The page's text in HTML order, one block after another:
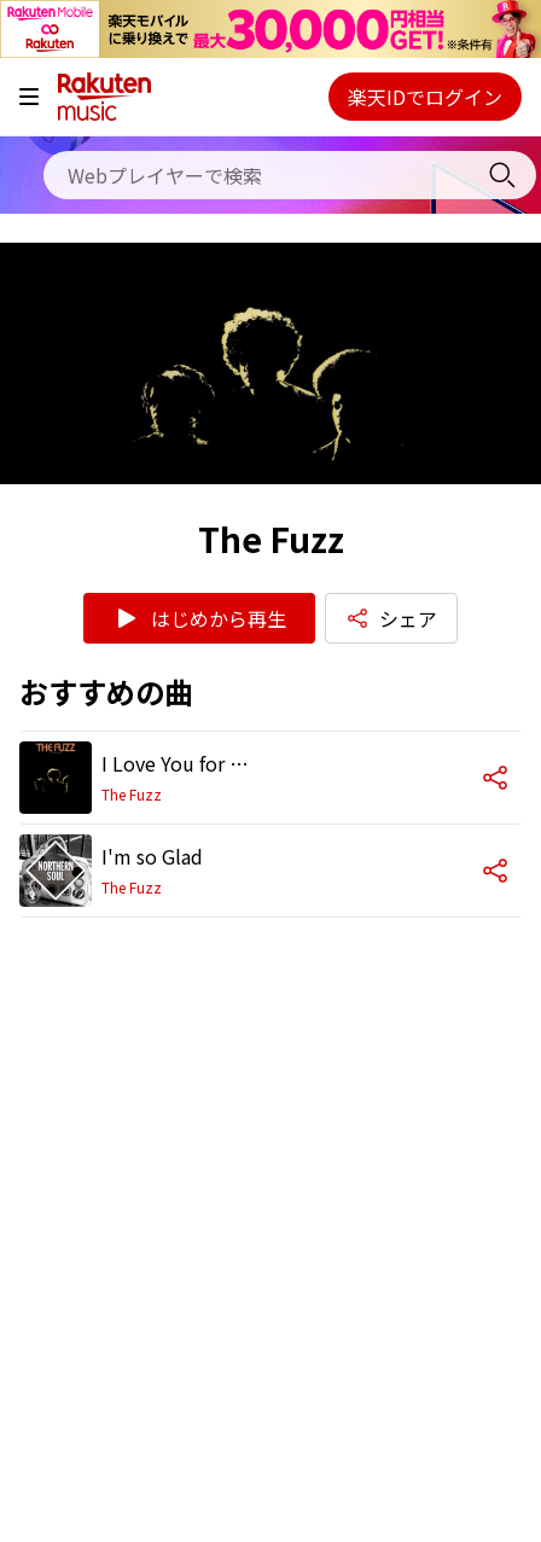
キャンペーン
料金プラン
使い方
Webプレイヤー
ご契約内容の確認・変更
楽天IDでログイン
The Fuzz
はじめから再生 シェア
おすすめの曲
I Love You for All Seasons (Single Version)
The Fuzz
I'm so Glad
The Fuzz